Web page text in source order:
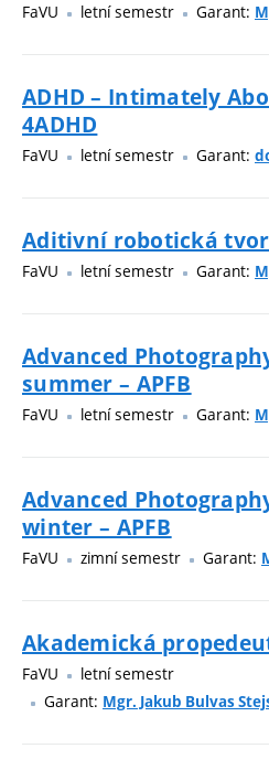
FaVU letní semestr Garant:
ADHD – Intimately
4ADHD
FaVU letní semestr Garant:
Aditivní robotická
FaVU letní semestr Garant:
Advanced
summer – APFB
FaVU letní semestr Garant:
Advanced
winter – APFB
FaVU zimní semestr Garant:
Akademická
FaVU
letní semestr
Garant: Mgr. Jakub Bulvas